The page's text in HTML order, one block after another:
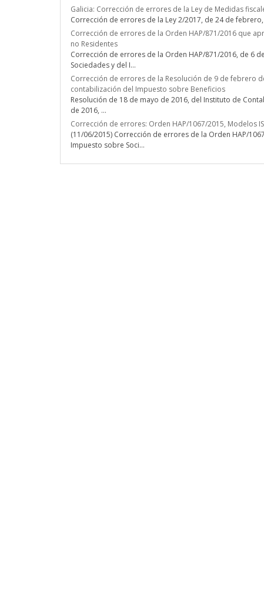
Galicia: Corrección de errores de la Ley de Medidas
Corrección de errores de la Ley 2/2017, de 24 de
Corrección de errores de la Orden HAP/871/2016 que
no Residentes
Corrección de errores de la Orden HAP/871/2016, de 6
Sociedades y del I...
Corrección de errores de la Resolución de 9 de febrero
contabilización del Impuesto sobre Beneficios
Resolución de 18 de mayo de 2016, del Instituto de
de 2016, ...
Corrección de errores: Orden HAP/1067/2015, Modelos IS
(11/06/2015) Corrección de errores de la Orden HAP/
Impuesto sobre Soci...